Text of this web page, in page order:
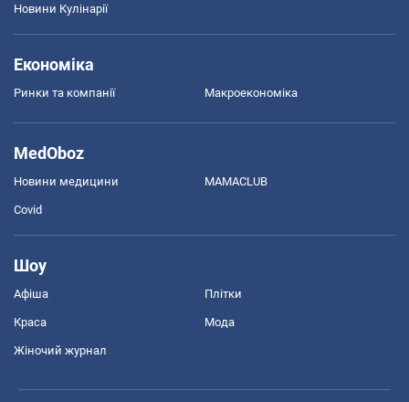
Новини Кулінарії
Економіка
Ринки та компанії Макроекономіка
MedOboz
Новини медицини MAMACLUB
Covid
Шоу
Афіша Плітки
Краса Мода
Жіночий журнал